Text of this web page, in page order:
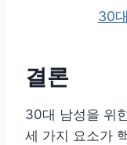
30
결론
30대 남성을 위
세 가지 요소가